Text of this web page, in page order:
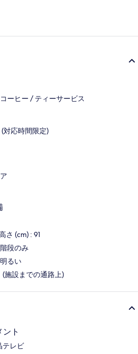
ーヒー / ティーサービス
対応時間限定)
さ (cm) : 91
段のみ
るい
(施設までの通路上)
ト
テレビ